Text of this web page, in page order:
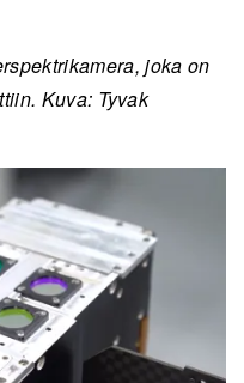
joka on
Kuva: Tyvak